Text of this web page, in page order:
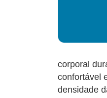
corporal
confortável
densidade